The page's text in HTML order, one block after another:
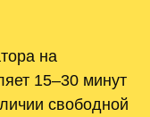
на
15–30 минут
свободной